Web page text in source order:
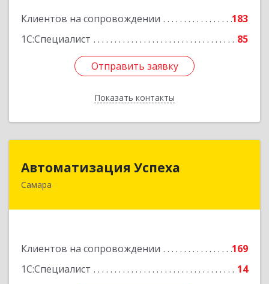
Клиентов на сопровождении
183
1С:Специалист
85
Отправить заявку
Показать контакты
Отправить заявку
Назад
Автоматизация Успеха
Самара
Клиентов на сопровождении
169
1С:Специалист
14